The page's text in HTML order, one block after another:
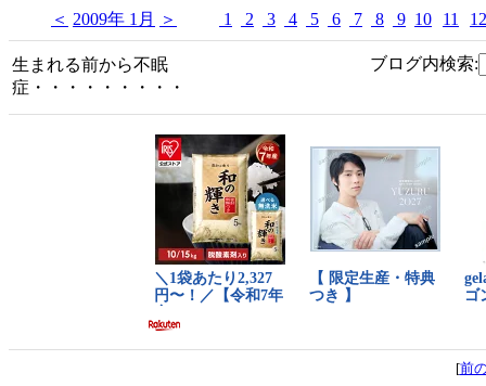
＜ 2009年 1月 ＞ 1 2 3 4 5 6 7 8 9 10 11 12
生まれる前から不眠
症・・・・・・・・・
ブログ内検索:
[前